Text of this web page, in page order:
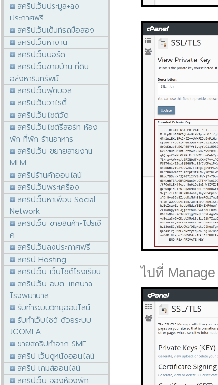
สคริปเว็บประมูล+ลง
ประกาศฟรี
สคริปเว็บเต็นท์รถมือสอง
สคริปเว็บหางาน
สคริปเว็บบอร์ด
สคริปเว็บขายบ้าน ที่ดิน
อสังหาริมทรัพย์
สคริปเว็บฟุตบอล
สคริปเว็บวาไรตี้
สคริปเว็บไซต์วัด
สคริปเว็บไซต์รีสอร์ท ห้อง
พัก ที่พัก ร้านอาหาร
สคริปเว็บ ขยายสายงาน
MLM
สคริปร้านค้าออนไลน์
สคริปเว็บพระเครื่อง
สคริปเว็บหาเพื่อน Social
Network
สคริปเว็บ ขายสินค้า+โปรเจ๊
ค
สคริปเว็บลงประกาศฟรี
สคริป Hosting
สคริปเว็บ เว็บไซต์โรงเรียน
สคริปเว็บ อบต. เทศบาล
โรงพยาบาล
รับทำระบบวิทยุออนไลน์
รับทำเว็บไซต์ ด้วยระบบ
JOOMLA
ขายสคริปทำจาก SMF
สคริป เว็บดูหนังออนไลน์
สคริป เกมส์ออนไลน์
สคริปเว็บ จองห้องพัก
ไปที่